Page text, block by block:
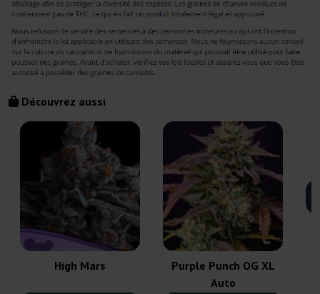
Découvrez aussi
High Mars
Purple Punch OG XL
Auto